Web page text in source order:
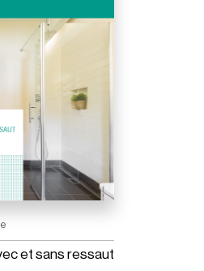
et sans ressaut